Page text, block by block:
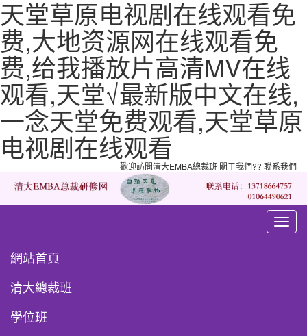
天堂草原电视剧在线观看免
费,大地资源网在线观看免
费,给我播放片高清MV在线
观看,天堂√最新版中文在线,
一念天堂免费观看,天堂草原
电视剧在线观看
歡迎訪問清大EMBA總裁班 關于我們?? 聯系我們
清
大
網站首頁
清大總裁班
學位班